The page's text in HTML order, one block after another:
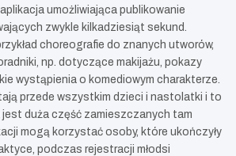
umożliwiająca publikowanie
zwykle kilkadziesiąt sekund.
choreografie do znanych utworów,
np. dotyczące makijażu, pokazy
wystąpienia o komediowym charakterze.
przede wszystkim dzieci i nastolatki i to
jest duża część zamieszczanych tam
mogą korzystać osoby, które ukończyły
podczas rejestracji młodsi